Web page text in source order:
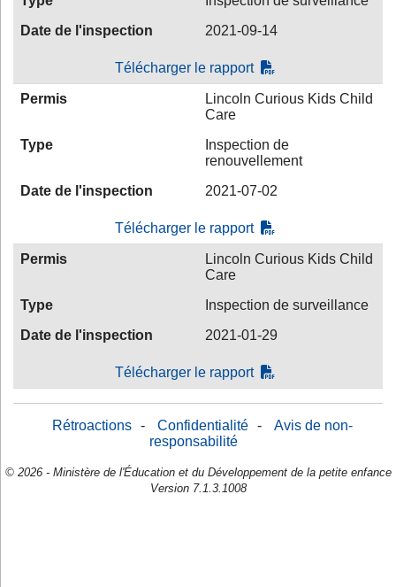
Date de l'inspection
2021-09-14
Télécharger le rapport
Permis
Lincoln Curious Kids Child
Care
Type
Inspection de
renouvellement
Date de l'inspection
2021-07-02
Télécharger le rapport
Permis
Lincoln Curious Kids Child
Care
Type
Inspection de surveillance
Date de l'inspection
2021-01-29
Télécharger le rapport
Rétroactions - Confidentialité -
Avis de non-
responsabilité
© 2026 - Ministère de l'Éducation et du Développement de la petite enfance
Version 7.1.3.1008